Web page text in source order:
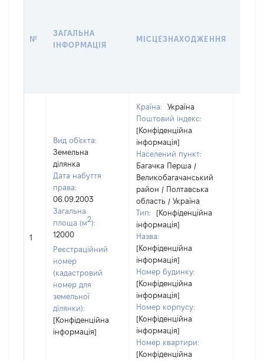
№
ЗАГАЛЬНА
ІНФОРМАЦІЯ
МІСЦЕЗНАХОДЖЕННЯ
1
Вид об'єкта:
Земельна
ділянка
Дата набуття
права:
06.09.2003
Загальна
площа (м2):
12000
Реєстраційний
номер
(кадастровий
номер для
земельної
ділянки):
[Конфіденційна
інформація]
Країна:
Україна
Поштовий індекс:
[Конфіденційна
інформація]
Населений пункт:
Багачка Перша /
Великобагачанський
район / Полтавська
область / Україна
Тип:
[Конфіденційна
інформація]
Назва:
[Конфіденційна
інформація]
Номер будинку:
[Конфіденційна
інформація]
Номер корпусу:
[Конфіденційна
інформація]
Номер квартири:
[Конфіденційна